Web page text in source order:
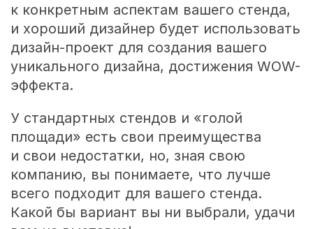
к конкретным аспектам вашего стенда,
и хороший дизайнер будет использовать
дизайн-проект для создания вашего
уникального дизайна, достижения WOW-
эффекта.
У стандартных стендов и «голой
площади» есть свои преимущества
и свои недостатки, но, зная свою
компанию, вы понимаете, что лучше
всего подходит для вашего стенда.
Какой бы вариант вы ни выбрали, удачи